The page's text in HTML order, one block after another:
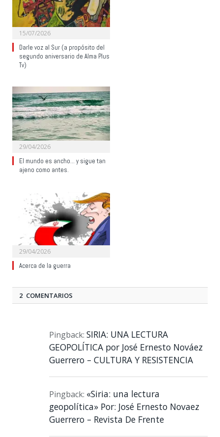
15/07/2026
Darle voz al Sur (a propósito del
segundo aniversario de Alma Plus
Tv)
29/04/2026
El mundo es ancho… y sigue tan
ajeno como antes.
29/04/2026
Acerca de la guerra
2 COMENTARIOS
Pingback: SIRIA: UNA LECTURA
GEOPOLÍTICA por José Ernesto Nováez
Guerrero – CULTURA Y RESISTENCIA
Pingback: «Siria: una lectura
geopolítica» Por: José Ernesto Novaez
Guerrero – Revista De Frente